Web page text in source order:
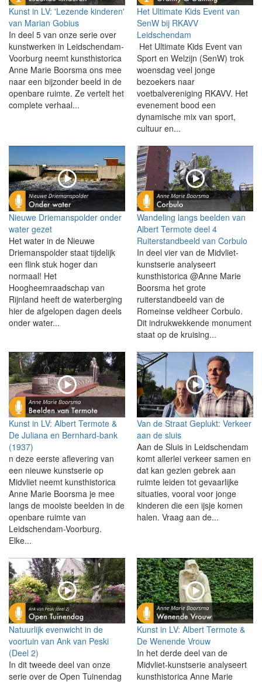
Kunst in LV: 'Lezende kinderen'
van Marian Gobius
In deel 5 van onze serie over
kunstwerken in Leidschendam-
Voorburg neemt kunsthistorica
Anne Marie Boorsma ons mee
naar een bijzonder beeld in de
openbare ruimte. Ze vertelt het
complete verhaal...
Het Ultimate Kids Event van
SenW bij RKAVV
Leidschendam
Het Ultimate Kids Event van
Sport en Welzijn (SenW) trok
woensdag veel jonge
bezoekers naar
voetbalvereniging RKAVV. Het
evenement bood een
dynamische mix van sport,
cultuur en...
Nieuwe Driemanspolder onder
water gezet
Het water in de Nieuwe
Driemanspolder staat tijdelijk
een flink stuk hoger dan
normaal! Het
Hoogheemraadschap van
Rijnland heeft de waterberging
hier de afgelopen dagen deels
onder water...
Wandeling langs beelden van
Albert Termote deel 4
Ruiterstandbeeld van Corbulo
In deel vier van de Midvliet-
kunstserie analyseert
kunsthistorica @Anne Marie
Boorsma het grote
ruiterstandbeeld van de
Romeinse veldheer Corbulo.
Dit indrukwekkende monument
staat op de kruising...
Kunst in LV: Albert Termote &
De Juliana en Bernhard-bank
(1937)
n deze eerste aflevering van
een nieuwe kunstserie op
Midvliet neemt kunsthistorica
Anne Marie Boorsma je mee
langs de mooiste beelden in de
openbare ruimte van
Leidschendam-Voorburg.
Elke...
Van de Straat Geplukt: Verkeer
aan de sluis
Aan de Sluis in Leidschendam
komt allerlei verkeer samen en
dat kan gezien gebrek aan
ruimte leiden tot gevaarlijke
situaties, vooral voor jonge
kinderen die een ijsje komen
halen. Vraag aan de...
Natuurlijk evenwicht in de
voortuin van Ank van Peski
(Deel 2)
In dit tweede deel van onze
serie over de Open Tuinendag
Kunst in LV: Albert Termote &
De Wenende Vrouw
In het derde deel van de
Midvliet-kunstserie analyseert
kunsthistorica Anne Marie